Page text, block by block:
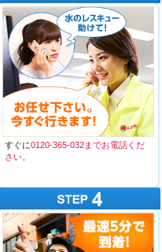
すぐに0120-365-032までお電話くだ
さい。